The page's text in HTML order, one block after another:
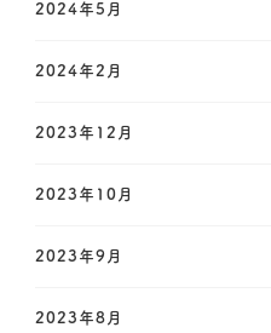
2024年5月
2024年2月
2023年12月
2023年10月
2023年9月
2023年8月